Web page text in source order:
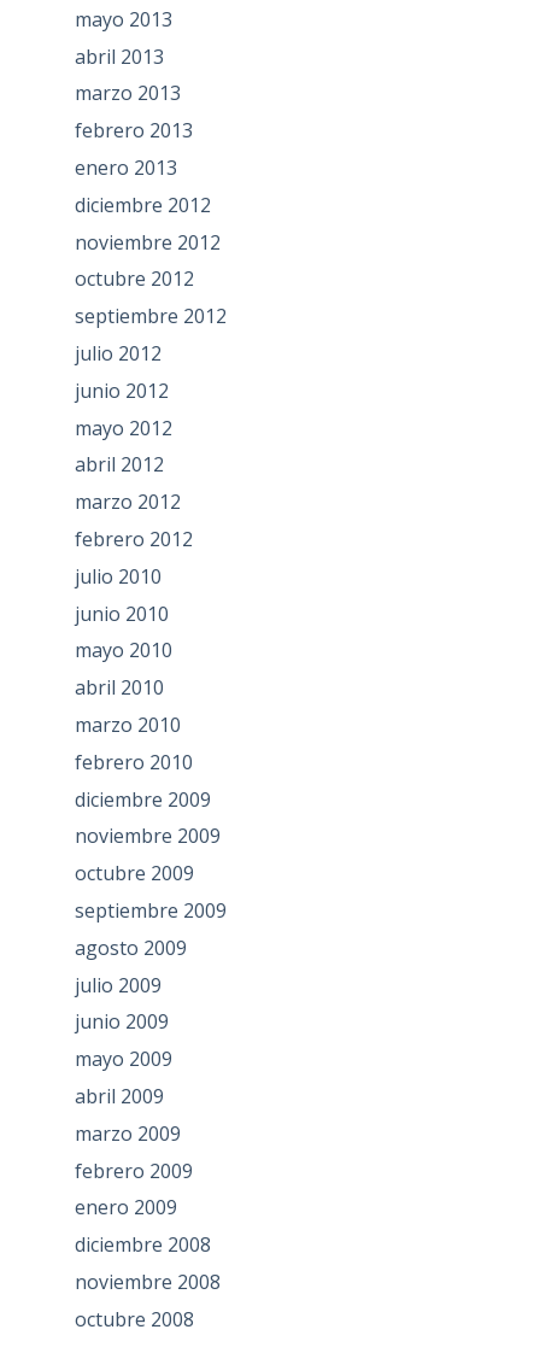
mayo 2013
abril 2013
marzo 2013
febrero 2013
enero 2013
diciembre 2012
noviembre 2012
octubre 2012
septiembre 2012
julio 2012
junio 2012
mayo 2012
abril 2012
marzo 2012
febrero 2012
julio 2010
junio 2010
mayo 2010
abril 2010
marzo 2010
febrero 2010
diciembre 2009
noviembre 2009
octubre 2009
septiembre 2009
agosto 2009
julio 2009
junio 2009
mayo 2009
abril 2009
marzo 2009
febrero 2009
enero 2009
diciembre 2008
noviembre 2008
octubre 2008